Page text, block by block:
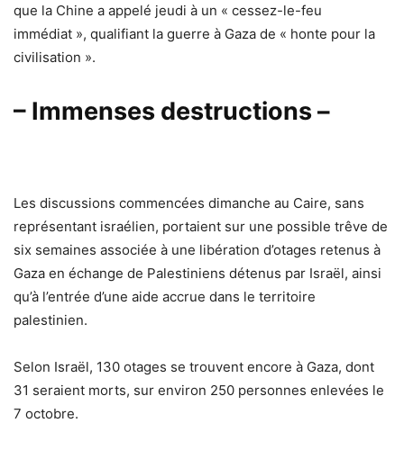
que la Chine a appelé jeudi à un « cessez-le-feu
immédiat », qualifiant la guerre à Gaza de « honte pour la
civilisation ».
– Immenses destructions –
Les discussions commencées dimanche au Caire, sans
représentant israélien, portaient sur une possible trêve de
six semaines associée à une libération d’otages retenus à
Gaza en échange de Palestiniens détenus par Israël, ainsi
qu’à l’entrée d’une aide accrue dans le territoire
palestinien.
Selon Israël, 130 otages se trouvent encore à Gaza, dont
31 seraient morts, sur environ 250 personnes enlevées le
7 octobre.